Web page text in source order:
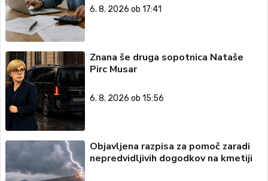
6. 8. 2026 ob 17:41
Znana še druga sopotnica Nataše
Pirc Musar
6. 8. 2026 ob 15:56
Objavljena razpisa za pomoč zaradi
nepredvidljivih dogodkov na kmetiji